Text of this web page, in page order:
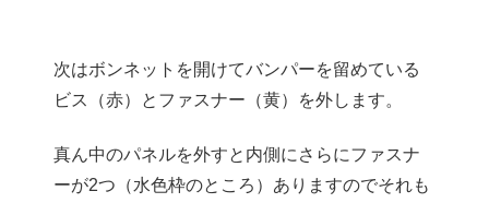
次はボンネットを開けてバンパーを留めている
ビス（赤）とファスナー（黄）を外します。
真ん中のパネルを外すと内側にさらにファスナ
ーが2つ（水色枠のところ）ありますのでそれも